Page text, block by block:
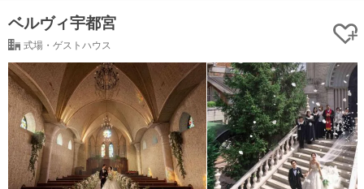
ベルヴィ宇都宮
式場・ゲストハウス